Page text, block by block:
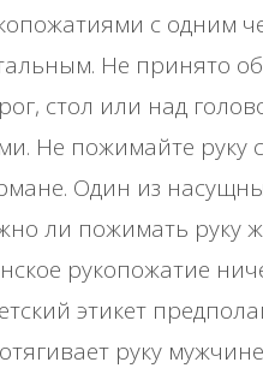
с одним
Не принято
стол или над
Не пожимайте руку
Один из
ли пожимать руку
рукопожатие
этикет
руку